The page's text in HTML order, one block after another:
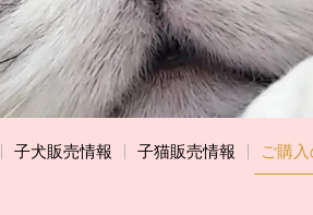
子犬販売情報 子猫販売情報 ご購